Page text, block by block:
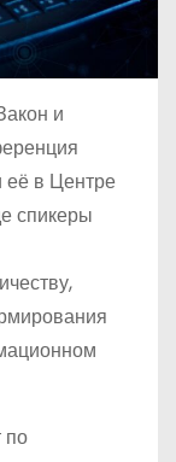
и
её в Центре
спикеры
по